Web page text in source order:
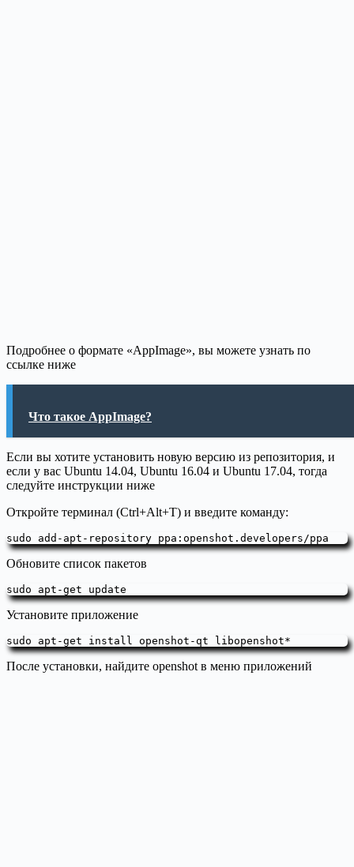
Подробнее о формате «AppImage», вы можете узнать по
ссылке ниже
Что такое AppImage?
Если вы хотите установить новую версию из репозитория, и
если у вас Ubuntu 14.04, Ubuntu 16.04 и Ubuntu 17.04, тогда
следуйте инструкции ниже
Откройте терминал (Ctrl+Alt+T) и введите команду:
sudo add-apt-repository ppa:openshot.developers/ppa
Обновите список пакетов
sudo apt-get update
Установите приложение
sudo apt-get install openshot-qt libopenshot*
После установки, найдите openshot в меню приложений